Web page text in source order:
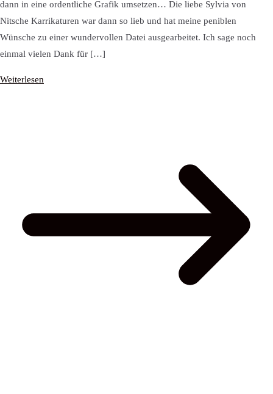
dann in eine ordentliche Grafik umsetzen… Die liebe Sylvia von
Nitsche Karrikaturen war dann so lieb und hat meine peniblen
Wünsche zu einer wundervollen Datei ausgearbeitet. Ich sage noch
einmal vielen Dank für […]
Weiterlesen